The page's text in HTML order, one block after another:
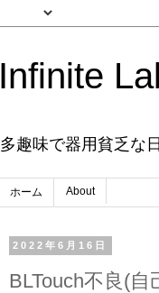
Infinite
多趣味で器用貧乏な
ホーム About
2022年6月16日
BLTouch不良(自